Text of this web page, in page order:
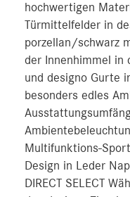
hochwertigen
Türmittelfelder in
porzellan/schwarz
der Innenhimmel in
und designo Gurte
besonders edles
Multifunktions-
Design in Leder
DIRECT SELECT